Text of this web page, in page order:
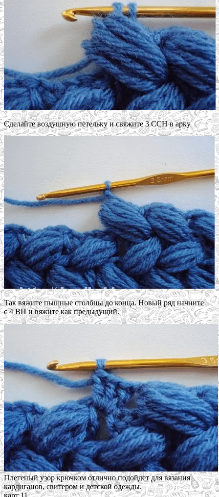
Сделайте воздушную петельку и свяжите 3 ССН в арку
Так вяжите пышные столбцы до конца. Новый ряд начните
с 4 ВП и вяжите как предыдущий.
Плетеный узор крючком отлично подойдет для вязания
кардиганов, свитером и детской одежды.
карт 11